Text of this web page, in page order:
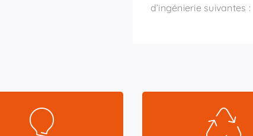
d’ingénierie suivantes :
Incendie, Voies,
Données, Images,
Photovoltaïque